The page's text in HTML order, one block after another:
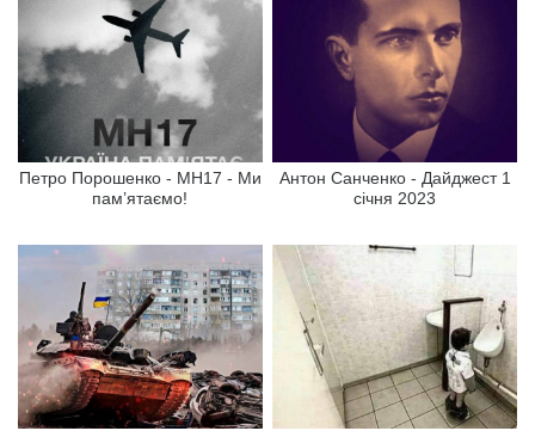
Петро Порошенко - МН17 - Ми
пам’ятаємо!
Антон Санченко - Дайджест 1
січня 2023